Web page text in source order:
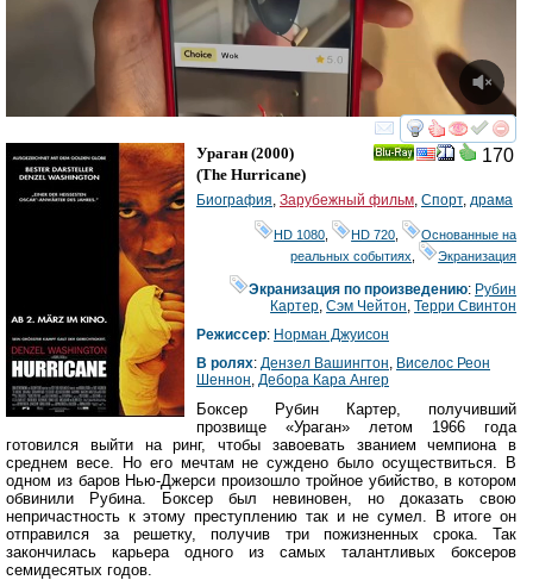
смотреть
170
Ураган (2000)
(The Hurricane)
Биография Зарубежный фильм Спорт, драма
HD 1080 HD 720
Основанные на
реальных событиях
Экранизация
Экранизация по произведению: Рубин
Картер ,Сэм Чейтон ,Терри Свинтон
Режиссер: Норман Джуисон
В ролях: Дензел Вашингтон Виселос Реон
Шеннон Дебора Кара Ангер
Боксер Рубин Картер, получивший
прозвище «Ураган» летом 1966 года
готовился выйти на ринг, чтобы завоевать званием чемпиона в
среднем весе. Но его мечтам не суждено было осуществиться. В
одном из баров Нью-Джерси произошло тройное убийство, в котором
обвинили Рубина. Боксер был невиновен, но доказать свою
непричастность к этому преступлению так и не сумел. В итоге он
отправился за решетку, получив три пожизненных срока. Так
закончилась карьера одного из самых талантливых боксеров
семидесятых годов.